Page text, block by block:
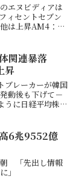
エヌビディアは
ィセントセブン
は上昇AM4：00
表へ－新車価格
関連暴落
昇
ブレーカーが韓国
動後も下げて－
うに日経平均株価
関連などが大幅
6兆9552億
朝 「先出し情報
」